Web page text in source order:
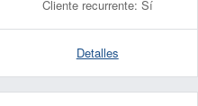
Cliente recurrente: Sí
Detalles